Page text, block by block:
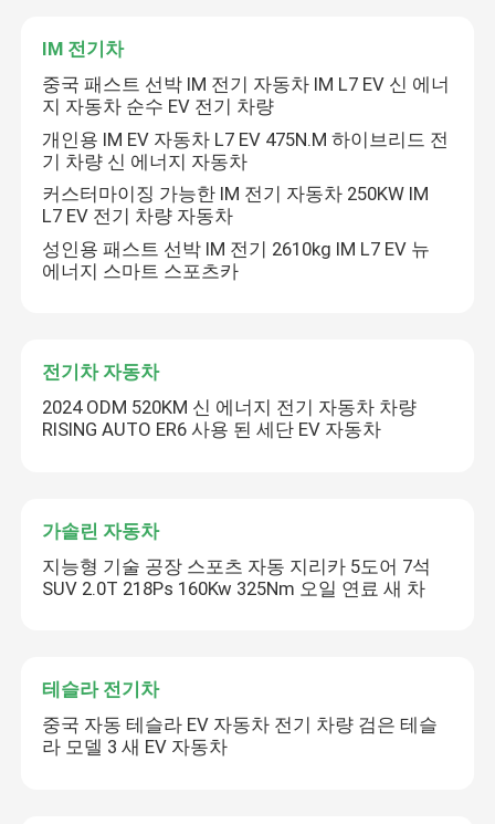
IM 전기차
중국 패스트 선박 IM 전기 자동차 IM L7 EV 신 에너
지 자동차 순수 EV 전기 차량
개인용 IM EV 자동차 L7 EV 475N.M 하이브리드 전
기 차량 신 에너지 자동차
커스터마이징 가능한 IM 전기 자동차 250KW IM
L7 EV 전기 차량 자동차
성인용 패스트 선박 IM 전기 2610kg IM L7 EV 뉴
에너지 스마트 스포츠카
전기차 자동차
2024 ODM 520KM 신 에너지 전기 자동차 차량
RISING AUTO ER6 사용 된 세단 EV 자동차
가솔린 자동차
지능형 기술 공장 스포츠 자동 지리카 5도어 7석
SUV 2.0T 218Ps 160Kw 325Nm 오일 연료 새 차
테슬라 전기차
중국 자동 테슬라 EV 자동차 전기 차량 검은 테슬
라 모델 3 새 EV 자동차